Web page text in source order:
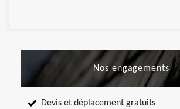
Nos engagements
Devis et déplacement gratuits